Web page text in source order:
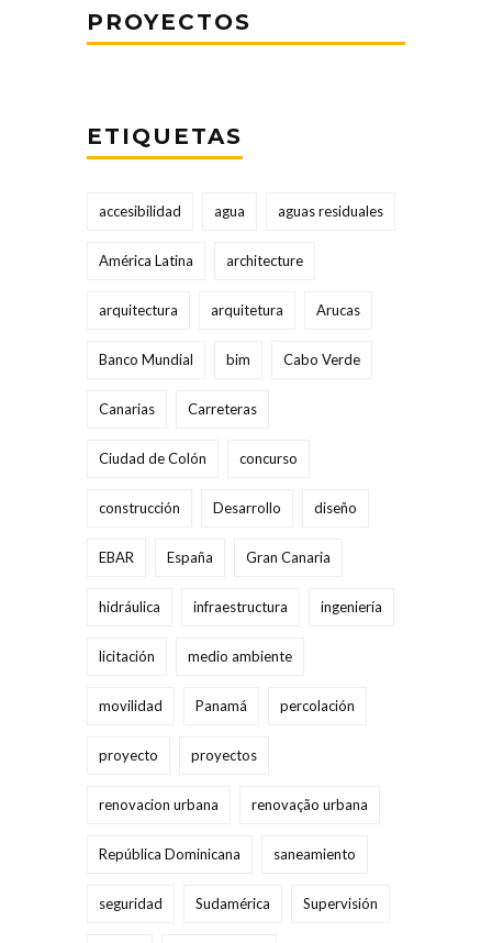
PROYECTOS
ETIQUETAS
accesibilidad agua aguas residuales
América Latina architecture
arquitectura arquitetura Arucas
Banco Mundial bim Cabo Verde
Canarias Carreteras
Ciudad de Colón concurso
construcción Desarrollo diseño
EBAR España Gran Canaria
hidráulica infraestructura ingeniería
licitación medio ambiente
movilidad Panamá percolación
proyecto proyectos
renovacion urbana renovação urbana
República Dominicana saneamiento
seguridad Sudamérica Supervisión